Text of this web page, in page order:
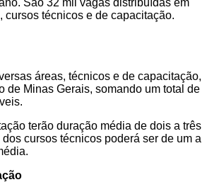
São 32 mil vagas distribuídas em
cursos técnicos e de capacitação.
áreas, técnicos e de capacitação,
de Minas Gerais, somando um total de
terão duração média de dois a três
cursos técnicos poderá ser de um a